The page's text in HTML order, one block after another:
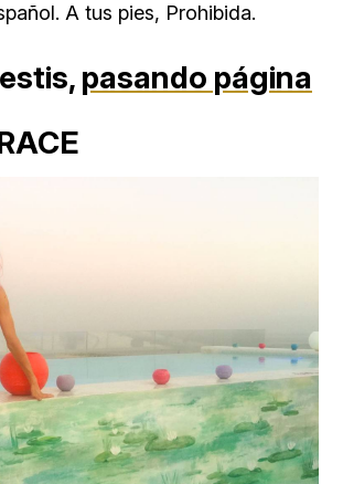
A tus pies, Prohibida.
pasando página